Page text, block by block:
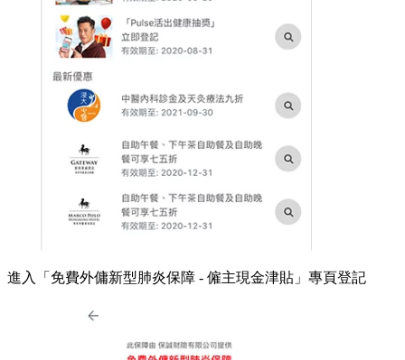
進入「免費外傭新型肺炎保障 - 僱主現金津貼」專頁登記